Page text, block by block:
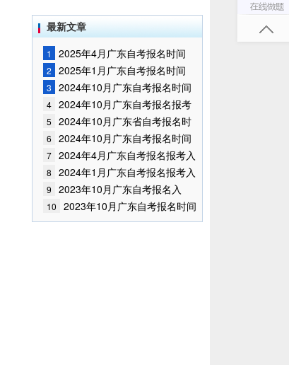
最新文章
1 2025年4月广东自考报名时间
2 2025年1月广东自考报名时间
3
2024年10月广东自考报名时间
已确定!
4 2024年10月广东自考报名报考
入口!
5
2024年10月广东省自考报名时
间是什么?
6 2024年10月广东自考报名时间
7 2024年4月广东自考报名报考入
口
8
2024年1月广东自考报名报考入
口
9
2023年10月广东自考报名入
口！
10
2023年10月广东自考报名时间
及报名入口